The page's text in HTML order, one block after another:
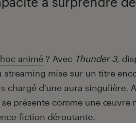
animé ? Avec Thunder 3,
mise sur un titre
chargé d’une aura singulière.
se présente comme une œuvre
fiction déroutante.